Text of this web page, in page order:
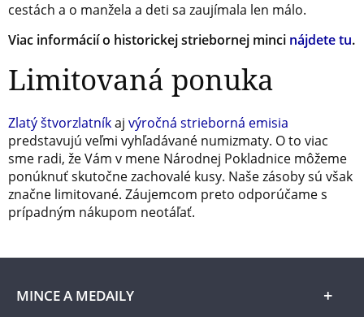
cestách a o manžela a deti sa zaujímala len málo.
Viac informácií o historickej striebornej minci nájdete tu.
Limitovaná ponuka
Zlatý štvorzlatníkaj výročná strieborná emisia
predstavujú veľmi vyhľadávané numizmaty. O to viac
sme radi, že Vám v mene Národnej Pokladnice môžeme
ponúknuť skutočne zachovalé kusy. Naše zásoby sú však
značne limitované. Záujemcom preto odporúčame s
prípadným nákupom neotáľať.
MINCE A MEDAILY